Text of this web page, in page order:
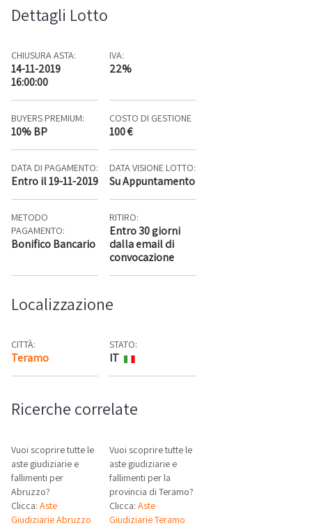
Dettagli Lotto
CHIUSURA ASTA:
14-11-2019
16:00:00
IVA:
22%
BUYERS PREMIUM:
10% BP
COSTO DI GESTIONE
100 €
DATA DI PAGAMENTO:
Entro il 19-11-2019
DATA VISIONE LOTTO:
Su Appuntamento
METODO
PAGAMENTO:
Bonifico Bancario
RITIRO:
Entro 30 giorni
dalla email di
convocazione
Localizzazione
CITTÀ:
Teramo Mappa
STATO:
IT
Ricerche correlate
Vuoi scoprire tutte le
aste giudiziarie e
fallimenti per
Abruzzo?
Clicca: Aste
Giudiziarie Abruzzo
Vuoi scoprire tutte le
aste giudiziarie e
fallimenti per la
provincia di Teramo?
Clicca:Aste
Giudiziarie Teramo